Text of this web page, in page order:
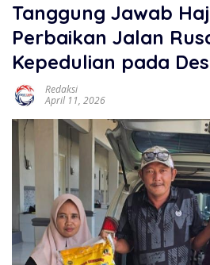
Tanggung Jawab
Perbaikan Jalan
Kepedulian pada
Redaksi
April 11, 2026